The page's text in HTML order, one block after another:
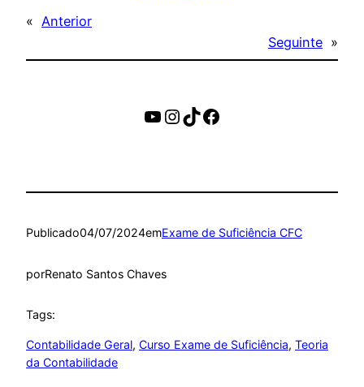
« Anterior
Seguinte »
https://
Instagram
TikTok
Facebook
Publicado04/07/2024emExame de Suficiência CFC
porRenato Santos Chaves
Tags:
Contabilidade Geral, Curso Exame de Suficiência, Teoria
da Contabilidade